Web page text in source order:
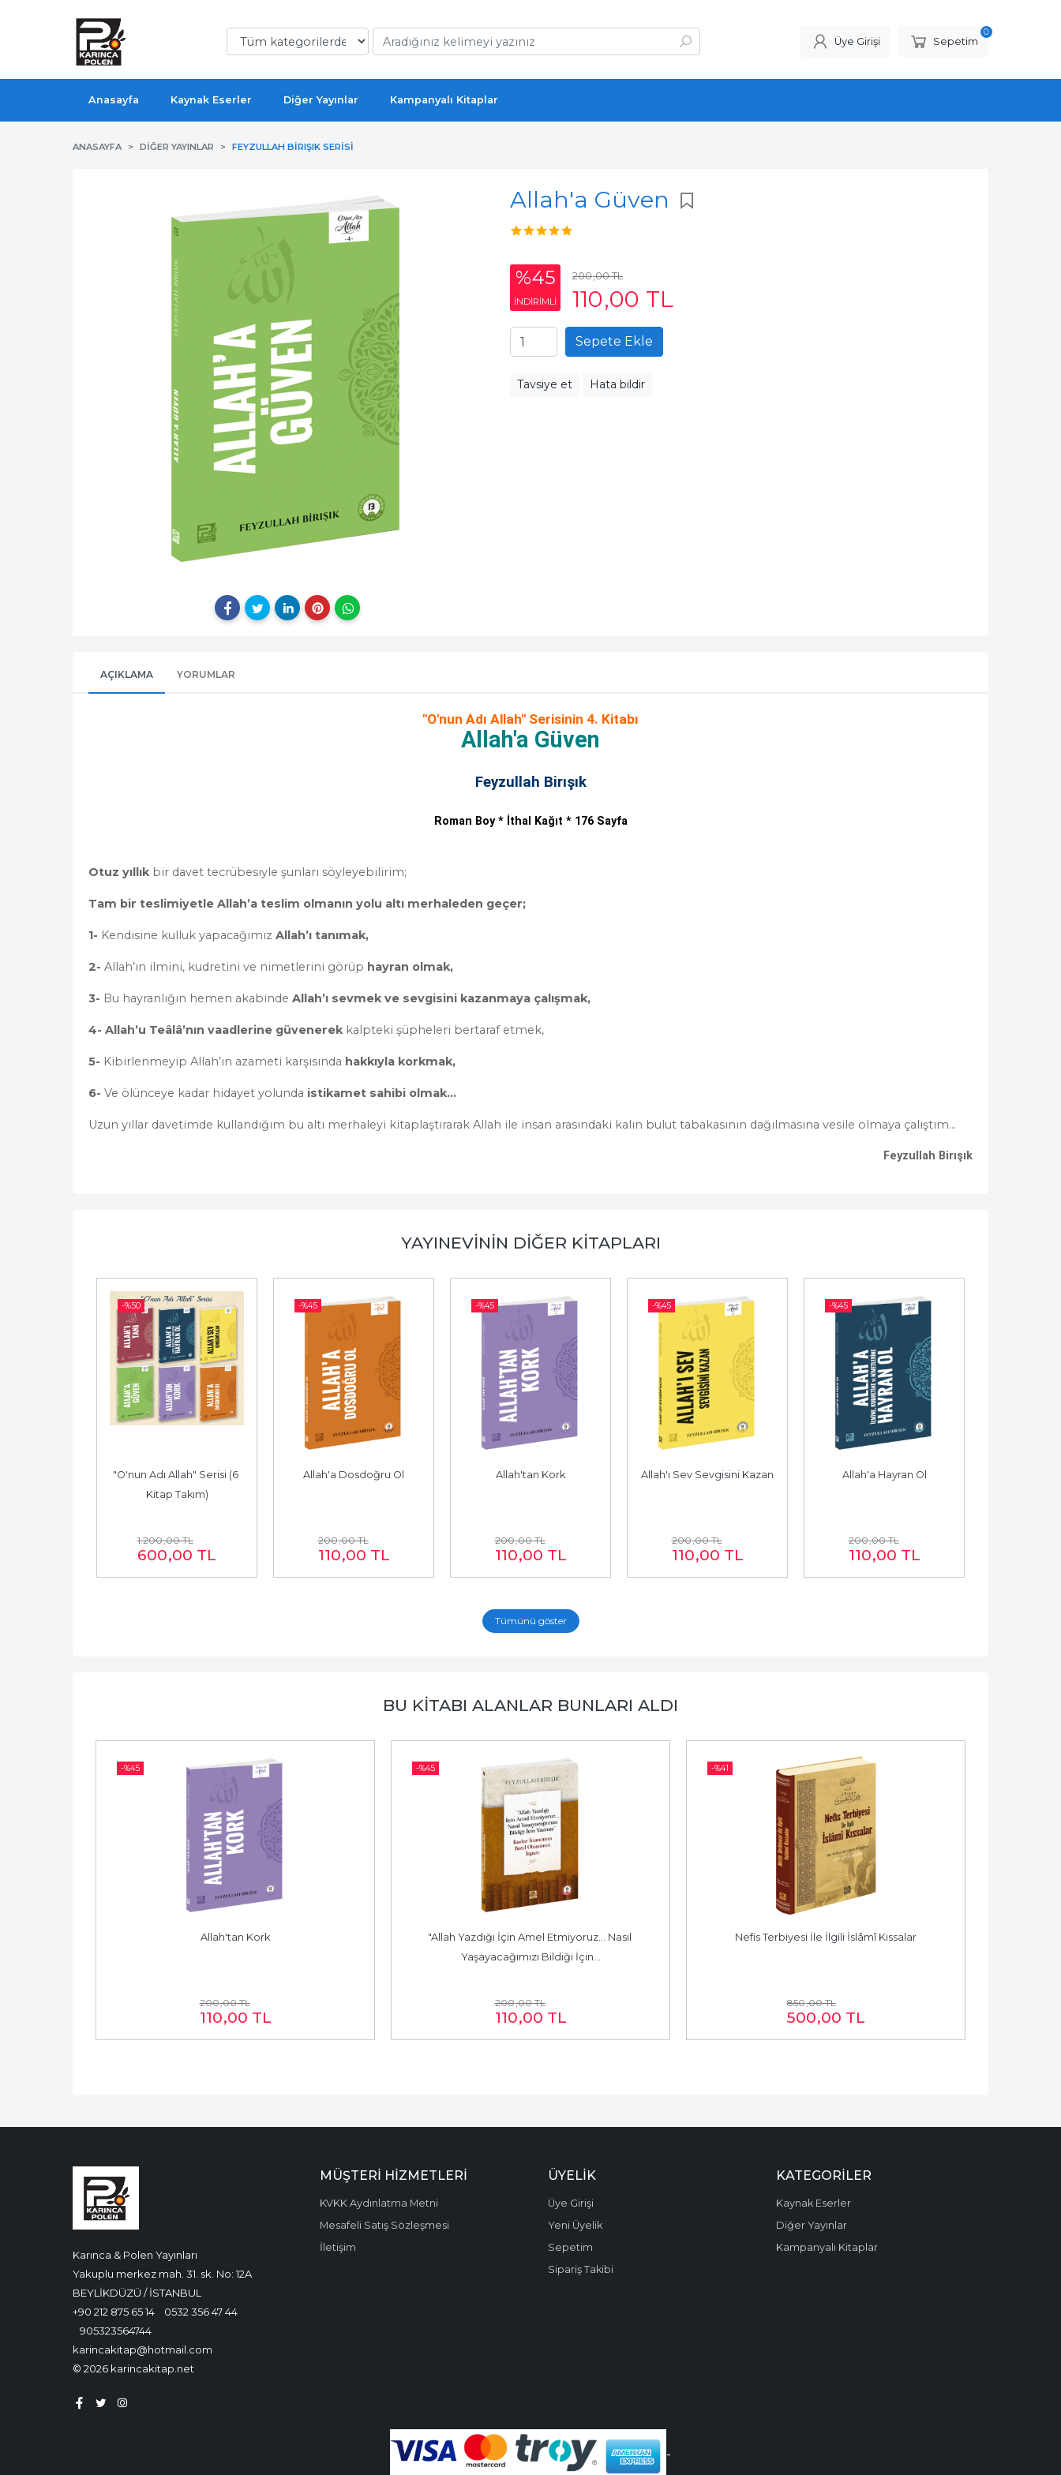
Üye Girişi Sepetim
0
Anasayfa Kaynak Eserler Diğer Yayınlar Kampanyalı Kitaplar
ANASAYFA DIĞER YAYINLAR FEYZULLAH BIRIŞIK SERISI
Allah'a Güven
%45
INDIRIMLI
200,00TL
110,00 TL
Sepete Ekle
Tavsiye et Hata bildir
AÇIKLAMA YORUMLAR
"O'nun Adı Allah" Serisinin 4. Kitabı
Allah'a Güven
Feyzullah Birışık
Roman Boy * İthal Kağıt * 176 Sayfa
Otuz yıllık bir davet tecrübesiyle şunları söyleyebilirim;
Tam bir teslimiyetle Allah’a teslim olmanın yolu altı merhaleden geçer;
1- Kendisine kulluk yapacağımız Allah’ı tanımak,
2- Allah’ın ilmini, kudretini ve nimetlerini görüp hayran olmak,
3- Bu hayranlığın hemen akabinde Allah’ı sevmek ve sevgisini kazanmaya çalışmak,
4- Allah’u Teâlâ’nın vaadlerine güvenerekkalpteki şüpheleri bertaraf etmek,
5- Kibirlenmeyip Allah’ın azameti karşısında hakkıyla korkmak,
6- Ve ölünceye kadar hidayet yolunda istikamet sahibi olmak...
Uzun yıllar davetimde kullandığım bu altı merhaleyi kitaplaştırarak Allah ile insan arasındaki kalın bulut tabakasının dağılmasına vesile olmaya çalıştım...
Feyzullah Birışık
YAYINEVININ DIĞER KITAPLARI
-%50
"O'nun Adı Allah" Serisi (6
Kitap Takım)
1.200,00TL
600,00 TL
-%45
Allah'a Dosdoğru Ol
200,00TL
110,00 TL
-%45
Allah'tan Kork
200,00TL
110,00 TL
-%45
Allah'ı Sev Sevgisini Kazan
200,00TL
110,00 TL
-%45
Allah'a Hayran Ol
200,00TL
110,00 TL
Tümünü göster
BU KITABI ALANLAR BUNLARI ALDI
-%45
Allah'tan Kork
200,00TL
110,00 TL
-%45
"Allah Yazdığı İçin Amel Etmiyoruz... Nasıl
Yaşayacağımızı Bildiği İçin...
200,00TL
110,00 TL
-%41
Nefis Terbiyesi İle İlgili İslâmî Kıssalar
850,00TL
500,00 TL
Karınca & Polen Yayınları
Yakuplu merkez mah. 31. sk. No: 12A
BEYLİKDÜZÜ / İSTANBUL
+90 212 875 65 14
0532 356 47 44
905323564744
karincakitap@hotmail.com
© 2026 karincakitap.net
MÜŞTERI HIZMETLERI
KVKK Aydınlatma Metni
Mesafeli Satış Sözleşmesi
İletişim
ÜYELIK
Üye Girişi
Yeni Üyelik
Sepetim
Sipariş Takibi
KATEGORILER
Kaynak Eserler
Diğer Yayınlar
Kampanyalı Kitaplar
-